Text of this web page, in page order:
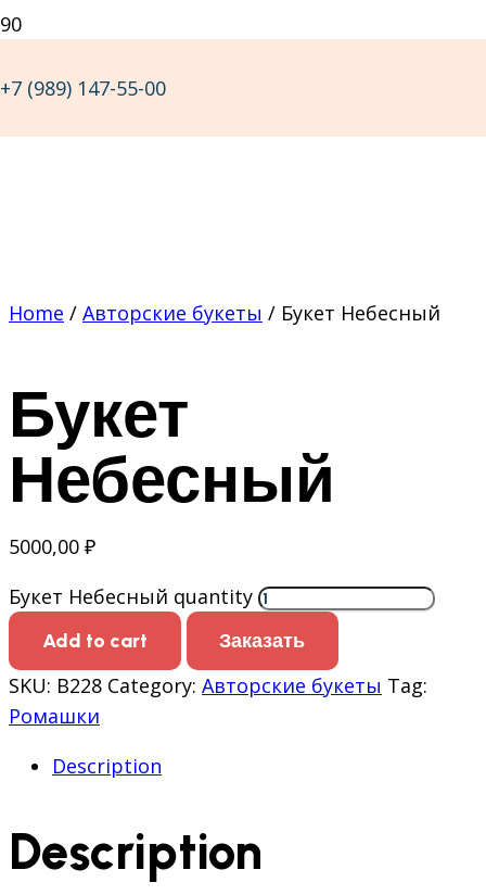
+7 (989) 147-55-00
Home / Авторские букеты / Букет Небесный
Букет
Небесный
5000,00 ₽
Букет Небесный quantity
Add to cart Заказать
SKU: В228 Category: Авторские букеты Tag:
Ромашки
Description
Description